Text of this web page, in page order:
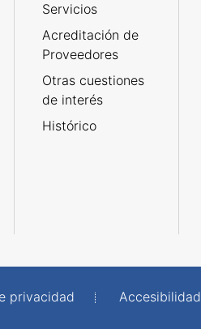
Servicios
Acreditación de
Proveedores
Otras cuestiones
de interés
Histórico
privacidad Accesibilidad